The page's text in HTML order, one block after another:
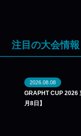
注目の大会情報
2026.08.08
GRAPHT CUP 2026
月8日】